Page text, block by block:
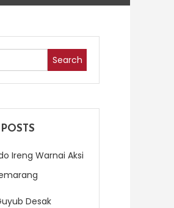
Search
for:
Ireng Warnai Aksi
Desak